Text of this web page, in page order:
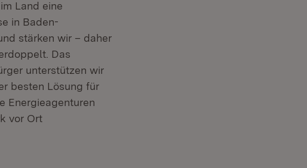
Land eine
in Baden-
stärken wir – daher
Das
unterstützen wir
besten Lösung für
Energieagenturen
vor Ort